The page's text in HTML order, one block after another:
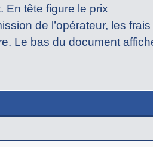
En tête figure le prix
de l’opérateur, les frais
Le bas du document